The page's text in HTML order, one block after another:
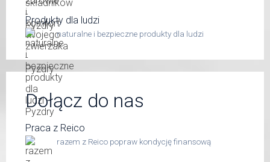
Produkty dla ludzi
naturalne i bezpieczne produkty dla ludzi
Dołącz do nas
Praca z Reico
razem z Reico popraw kondycję finansową